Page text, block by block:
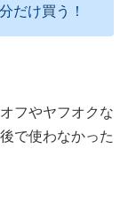
だけ買う！
フやヤフオクな
で使わなかった